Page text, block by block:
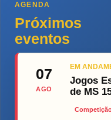
AGENDA
Próximos
eventos
07
AGO
EM
Jogos
de MS